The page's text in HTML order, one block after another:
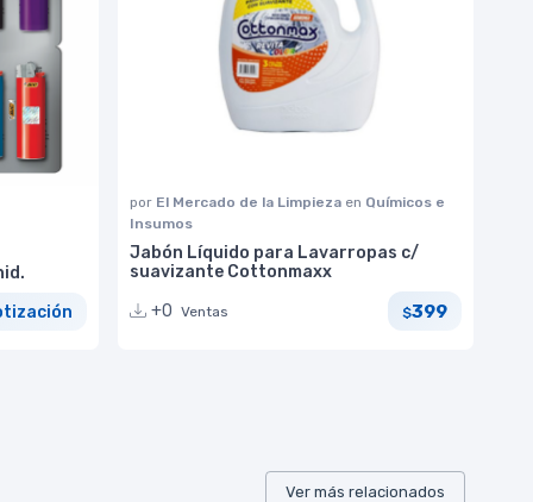
por El Mercado de la Limpieza en Químicos e
Insumos
Jabón Líquido para Lavarropas c/
suavizante Cottonmaxx
+0 Ventas $399
Ver más relacionados